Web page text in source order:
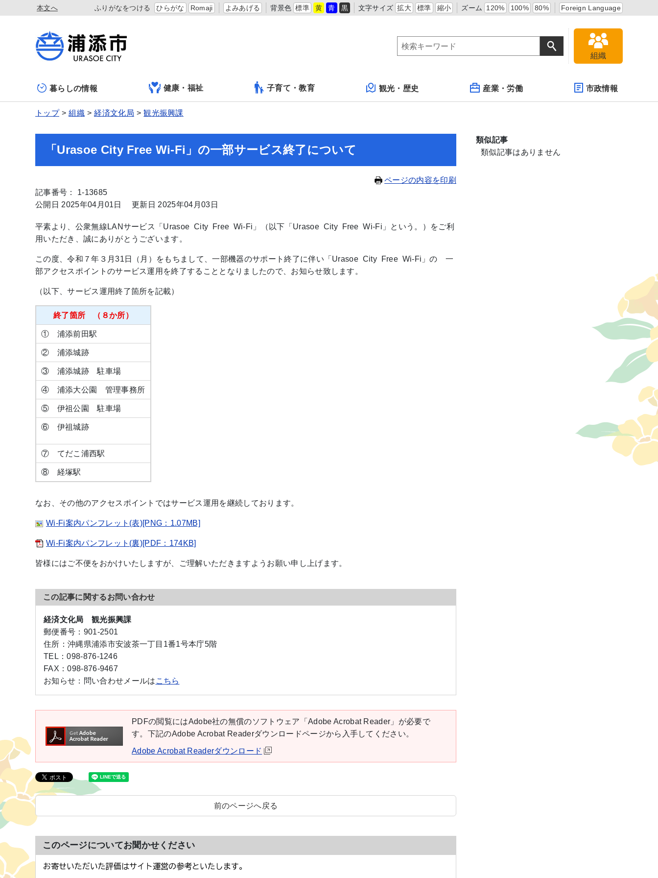
本文へ ふりがなをつける ひらがな Romaji よみあげる 背景色 標準 黄 青 黒 文字サイズ 拡大 標準 縮小 ズーム 120% 100% 80% Foreign Language
組織
暮らしの情報 健康・福祉 子育て・教育 観光・歴史 産業・労働 市政情報
トップ 組織 経済文化局 観光振興課
「Urasoe City Free Wi-Fi」の一部サービス終了について
ページの内容を印刷
記事番号： 1-13685
公開日 2025年04月01日
更新日 2025年04月03日
平素より、公衆無線LANサービス「Urasoe City Free Wi-Fi」（以下「Urasoe City Free Wi-Fi」という。）をご利
用いただき、誠にありがとうございます。
この度、令和７年３月31日（月）をもちまして、一部機器のサポート終了に伴い「Urasoe City Free Wi-Fi」の 一
部アクセスポイントのサービス運用を終了することとなりましたので、お知らせ致します。
（以下、サービス運用終了箇所を記載）
終了箇所 （８か所）
① 浦添前田駅
② 浦添城跡
③ 浦添城跡 駐車場
④ 浦添大公園 管理事務所
⑤ 伊祖公園 駐車場
⑥ 伊祖城跡
⑦ てだこ浦西駅
⑧ 経塚駅
なお、その他のアクセスポイントではサービス運用を継続しております。
Wi-Fi案内パンフレット(表)[PNG：1.07MB]
Wi-Fi案内パンフレット(裏)[PDF：174KB]
皆様にはご不便をおかけいたしますが、ご理解いただきますようお願い申し上げます。
この記事に関するお問い合わせ
経済文化局 観光振興課
郵便番号： 901-2501
住所： 沖縄県浦添市安波茶一丁目1番1号本庁5階
TEL：098-876-1246
FAX：098-876-9467
お知らせ： 問い合わせメールは こちら
PDFの閲覧にはAdobe社の無償のソフトウェア「Adobe Acrobat Reader」が必要で
す。下記のAdobe Acrobat Readerダウンロードページから入手してください。
Adobe Acrobat Readerダウンロード
前のページへ戻る
このページについてお聞かせください
類似記事
類似記事はありません